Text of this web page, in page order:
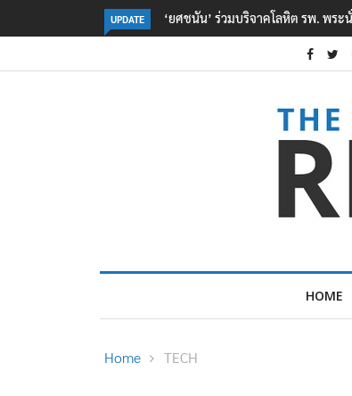
UPDATE
ยื่อเหตุ รร. เทพศิรินทร์ นนทบุรี ตร. อยู่ระหว่างสอบสวนแรงจูงใจ เห
เหตุเครียดเรื่องเรียน
HOME
Home TECH